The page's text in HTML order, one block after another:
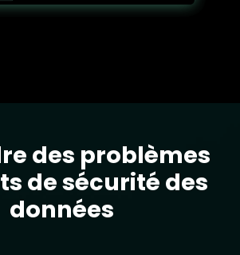
des problèmes
de sécurité des
données